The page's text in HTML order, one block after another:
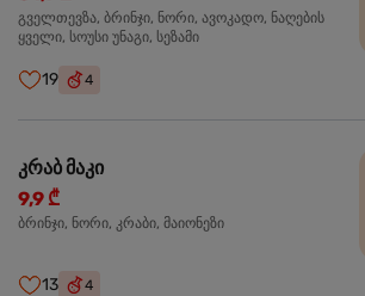
გველთევზა, ბრინჯი, ნორი, ავოკადო, ნაღების
ყველი, სოუსი უნაგი, სეზამი
19 4
კრაბ მაკი
9,9 ₾
ბრინჯი, ნორი, კრაბი, მაიონეზი
13 4